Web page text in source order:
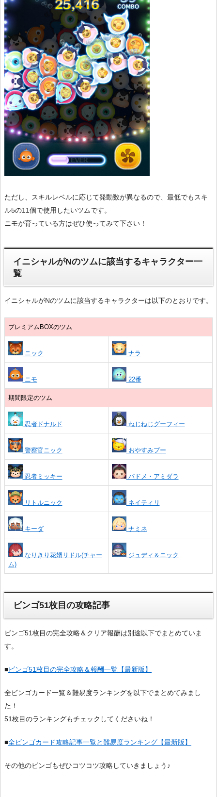
ただし、スキルレベルに応じて発動数が異なるので、最低でもスキ
ル5の11個で使用したいツムです。
ニモが育っている方はぜひ使ってみて下さい！
イニシャルがNのツムに該当するキャラクター一
覧
イニシャルがNのツムに該当するキャラクターは以下のとおりです。
プレミアムBOXのツム
ニック ナラ
ニモ 22番
期間限定のツム
忍者ドナルド ねじねじグーフィー
警察官ニック おやすみプー
忍者ミッキー パドメ・アミダラ
リトルニック ネイティリ
キーダ ナミネ
なりきり花婿リドル(チャー
ム)
ジュディ＆ニック
ビンゴ51枚目の攻略記事
ビンゴ51枚目の完全攻略＆クリア報酬は別途以下でまとめていま
す。
■ビンゴ51枚目の完全攻略＆報酬一覧【最新版】
全ビンゴカード一覧＆難易度ランキングを以下でまとめてみまし
た！
51枚目のランキングもチェックしてくださいね！
■全ビンゴカード攻略記事一覧と難易度ランキング【最新版】
その他のビンゴもぜひコツコツ攻略していきましょう♪